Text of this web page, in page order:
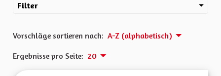
Filter
Vorschläge sortieren nach: A-Z (alphabetisch)
Ergebnisse pro Seite: 20